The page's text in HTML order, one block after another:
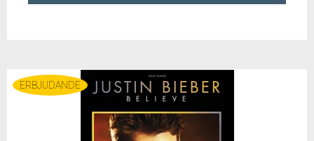
ERBJUDANDE